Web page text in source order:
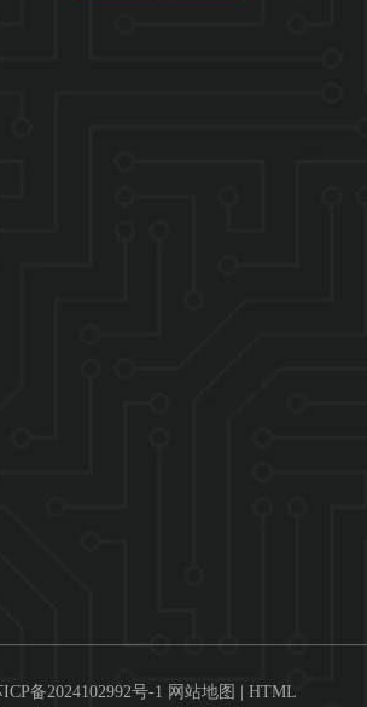
备2024102992号-1 网站地图 |HTML